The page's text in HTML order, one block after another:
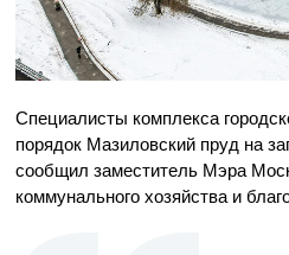
Специалисты комплекса
порядок Мазиловский пруд на
сообщил заместитель Мэра
коммунального хозяйства и